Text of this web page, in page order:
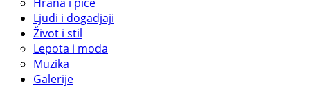
Ljudi i dogadjaji
Život i stil
Lepota i moda
Muzika
Galerije